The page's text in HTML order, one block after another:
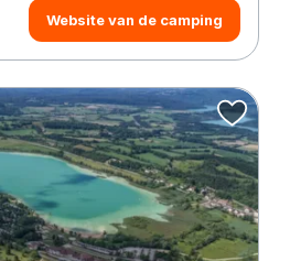
Website van de camping